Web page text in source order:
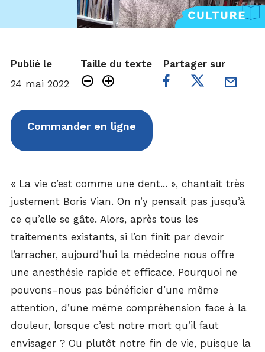
Publié le
24 mai 2022
Taille du texte Partager sur
Commander en ligne
« La vie c’est comme une dent... », chantait très
justement Boris Vian. On n’y pensait pas jusqu’à
ce qu’elle se gâte. Alors, après tous les
traitements existants, si l’on finit par devoir
l’arracher, aujourd’hui la médecine nous offre
une anesthésie rapide et efficace. Pourquoi ne
pouvons-nous pas bénéficier d’une même
attention, d’une même compréhension face à la
douleur, lorsque c’est notre mort qu’il faut
envisager ? Ou plutôt notre fin de vie, puisque la